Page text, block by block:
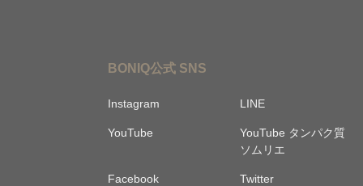
BONIQ公式 SNS
Instagram LINE
YouTube
YouTube タンパク質
ソムリエ
Facebook Twitter